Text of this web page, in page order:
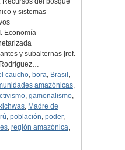
y sistemas
Economía
y subalternas [ref.
caucho, bora, Brasil ,
amazónicas,
, gamonalismo,
kichwas, Madre de
, población, poder,
, región amazónica,